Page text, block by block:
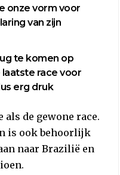
onze vorm voor
van zijn
te komen op
laatste race voor
erg druk
de gewone race.
is ook behoorlijk
naar Brazilië en